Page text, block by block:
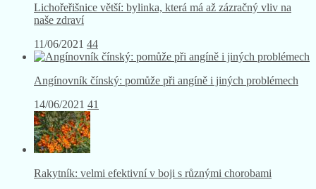
Lichořeřišnice větší: bylinka, která má až zázračný vliv na
naše zdraví
11/06/2021 44
Angínovník čínský: pomůže při angíně i jiných problémech
14/06/2021 41
Rakytník: velmi efektivní v boji s různými chorobami